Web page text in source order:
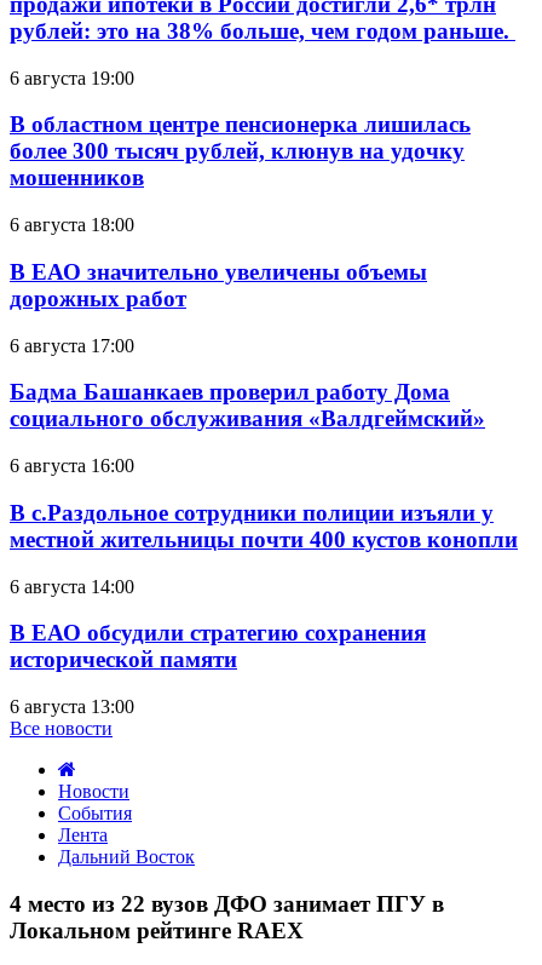
рублей: это на 38% больше, чем годом раньше.
6 августа 19:00
В областном центре пенсионерка лишилась
более 300 тысяч рублей, клюнув на удочку
мошенников
6 августа 18:00
В ЕАО значительно увеличены объемы
дорожных работ
6 августа 17:00
Бадма Башанкаев проверил работу Дома
социального обслуживания «Валдгеймский»
6 августа 16:00
В с.Раздольное сотрудники полиции изъяли у
местной жительницы почти 400 кустов конопли
6 августа 14:00
В ЕАО обсудили стратегию сохранения
исторической памяти
6 августа 13:00
Все новости
Новости
События
Лента
Дальний Восток
место
22
4 место из 22 вузов ДФО занимает ПГУ в
Локальном рейтинге RAEX